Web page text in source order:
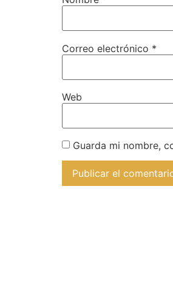
Correo electrónico *
Web
Guarda mi nombre,